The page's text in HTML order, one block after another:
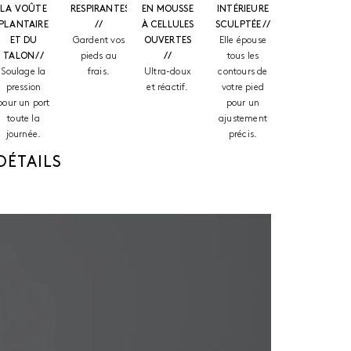
LA VOÛTE
ET DU
TALON //
Soulage la
pression
un port
toute la
journée.
RESPIRANTES
//
Gardent vos
pieds au
frais.
EN MOUSSE
À CELLULES
OUVERTES
//
Ultra-doux
et réactif.
INTÉRIEURE
SCULPTÉE //
Elle épouse
tous les
contours de
votre pied
pour un
ajustement
précis.